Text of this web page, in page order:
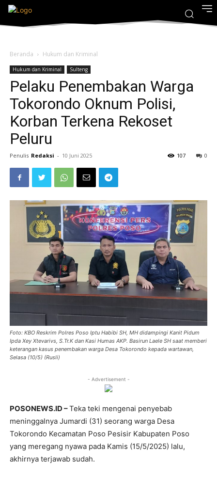
Beranda Hukum dan Kriminal
Hukum dan Kriminal Sulteng
Pelaku Penembakan Warga
Tokorondo Oknum Polisi,
Korban Terkena Rekoset
Peluru
Penulis Redaksi - 10 Juni 2025 0
107
Foto: KBO Reskrim Polres Poso Iptu Habibi SH, MH didampingi Kanit Pidum
Ipda Xey Xtevarivs, S.Tr.K dan Kasi Humas AKP. Basirun Laele SH saat memberi
keterangan kasus penembakan warga Desa Tokorondo kepada wartawan,
Selasa (10/5) (Rusli)
- Advertisement -
POSONEWS.ID –Teka teki mengenai penyebab
meninggalnya Jumardi (31) seorang warga Desa
Tokorondo Kecamatan Poso Pesisir Kabupaten Poso
yang meregang nyawa pada Kamis (15/5/2025) lalu,
akhirnya terjawab sudah.